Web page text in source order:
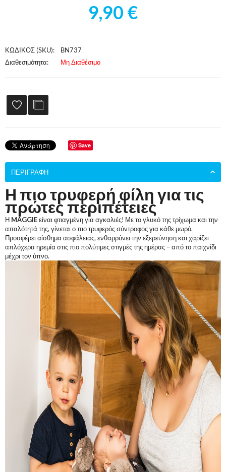
9,90 €
ΚΩΔΙΚΟΣ (SKU):
BN737
Διαθεσιμότητα:
Μη Διαθέσιμο
Save
ΠΕΡΙΓΡΑΦΉ
Η πιο τρυφερή φίλη για τις
πρώτες περιπέτειες
Η MAGGIEείναι φτιαγμένη για αγκαλιές! Με το γλυκό της τρίχωμα και την
απαλότητά της, γίνεται ο πιο τρυφερός σύντροφος για κάθε μωρό.
Προσφέρει αίσθημα ασφάλειας, ενθαρρύνει την εξερεύνηση και χαρίζει
απλόχερα ηρεμία στις πιο πολύτιμες στιγμές της ημέρας – από το παιχνίδι
μέχρι τον ύπνο.